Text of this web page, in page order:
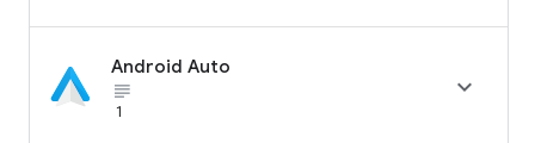
Android Auto
subject_black
1
